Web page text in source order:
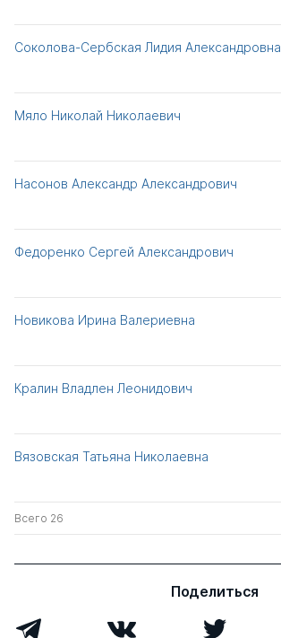
Соколова-Сербская Лидия Александровна
Мяло Николай Николаевич
Насонов Александр Александрович
Федоренко Сергей Александрович
Новикова Ирина Валериевна
Кралин Владлен Леонидович
Вязовская Татьяна Николаевна
Всего 26
Поделиться